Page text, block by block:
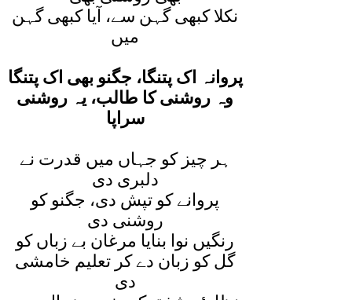
نکلا کبھی گہن سے، آيا کبھی گہن
ميں
پروانہ اک پتنگا، جگنو بھی اک پتنگا
وہ روشنی کا طالب، يہ روشنی
سراپا
ہر چيز کو جہاں ميں قدرت نے
دلبری دی
پروانے کو تپش دی، جگنو کو
روشنی دی
رنگيں نوا بنايا مرغان بے زباں کو
گل کو زبان دے کر تعليم خامشی
دی